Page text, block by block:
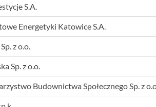
S.A.
Energetyki Katowice S.A.
z o.o.
Sp. z o.o.
Budownictwa Społecznego Sp. z